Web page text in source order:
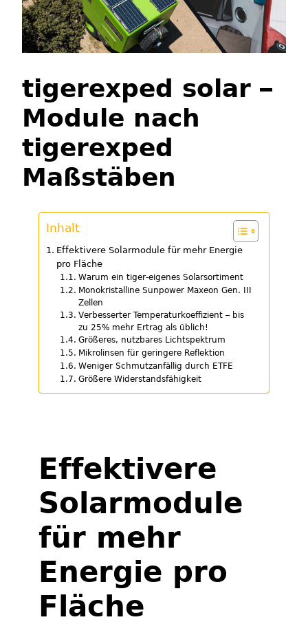
tigerexped solar –
Module nach
tigerexped
Maßstäben
Inhalt
Effektivere Solarmodule für mehr Energie
pro Fläche
Warum ein tiger-eigenes Solarsortiment
Monokristalline Sunpower Maxeon Gen. III
Zellen
Verbesserter Temperaturkoeffizient – bis
zu 25% mehr Ertrag als üblich!
Größeres, nutzbares Lichtspektrum
Mikrolinsen für geringere Reflektion
Weniger Schmutzanfällig durch ETFE
Größere Widerstandsfähigkeit
Effektivere
Solarmodule
für mehr
Energie pro
Fläche